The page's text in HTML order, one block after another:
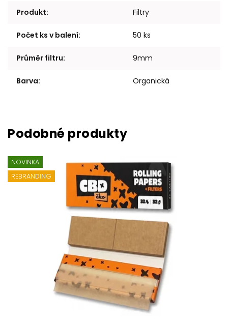
Produkt: Filtry
Počet ks v balení: 50 ks
Průměr filtru: 9mm
Barva: Organická
NOVINKA
REBRANDING